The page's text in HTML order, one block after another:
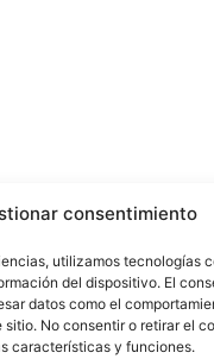
consentimiento
utilizamos tecnologías
del dispositivo. El
datos como el
No consentir o retirar el
características y funciones.